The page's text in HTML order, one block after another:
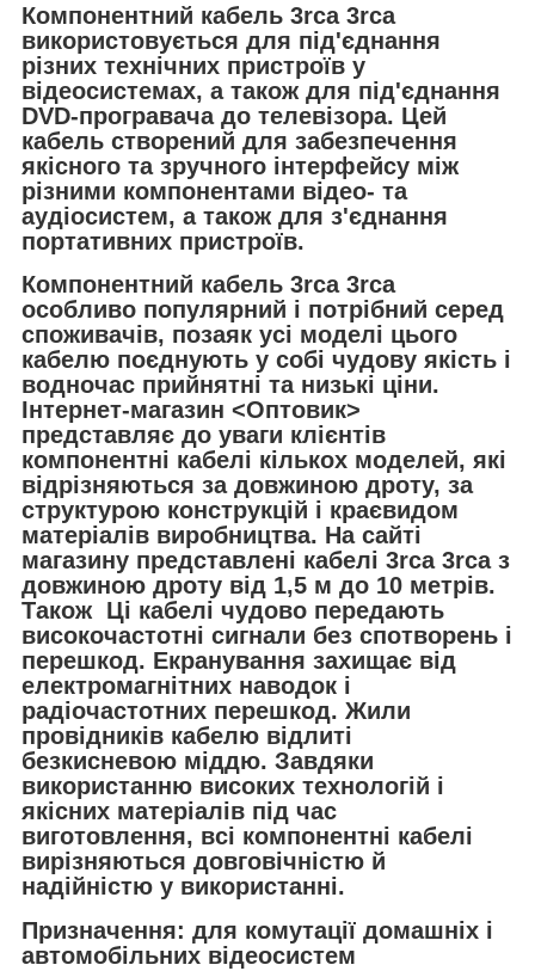
Компонентний кабель 3rca 3rca
використовується для під'єднання
різних технічних пристроїв у
відеосистемах, а також для під'єднання
DVD-програвача до телевізора. Цей
кабель створений для забезпечення
якісного та зручного інтерфейсу між
різними компонентами відео- та
аудіосистем, а також для з'єднання
портативних пристроїв.
Компонентний кабель 3rca 3rca
особливо популярний і потрібний серед
споживачів, позаяк усі моделі цього
кабелю поєднують у собі чудову якість і
водночас прийнятні та низькі ціни.
Інтернет-магазин <Оптовик>
представляє до уваги клієнтів
компонентні кабелі кількох моделей, які
відрізняються за довжиною дроту, за
структурою конструкцій і краєвидом
матеріалів виробництва. На сайті
магазину представлені кабелі 3rca 3rca з
довжиною дроту від 1,5 м до 10 метрів.
Також Ці кабелі чудово передають
високочастотні сигнали без спотворень і
перешкод. Екранування захищає від
електромагнітних наводок і
радіочастотних перешкод. Жили
провідників кабелю відлиті
безкисневою міддю. Завдяки
використанню високих технологій і
якісних матеріалів під час
виготовлення, всі компонентні кабелі
вирізняються довговічністю й
надійністю у використанні.
Призначення: для комутації домашніх і
автомобільних відеосистем